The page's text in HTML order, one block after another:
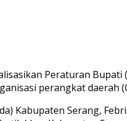
Peraturan
perangkat daerah
Kabupaten Serang,